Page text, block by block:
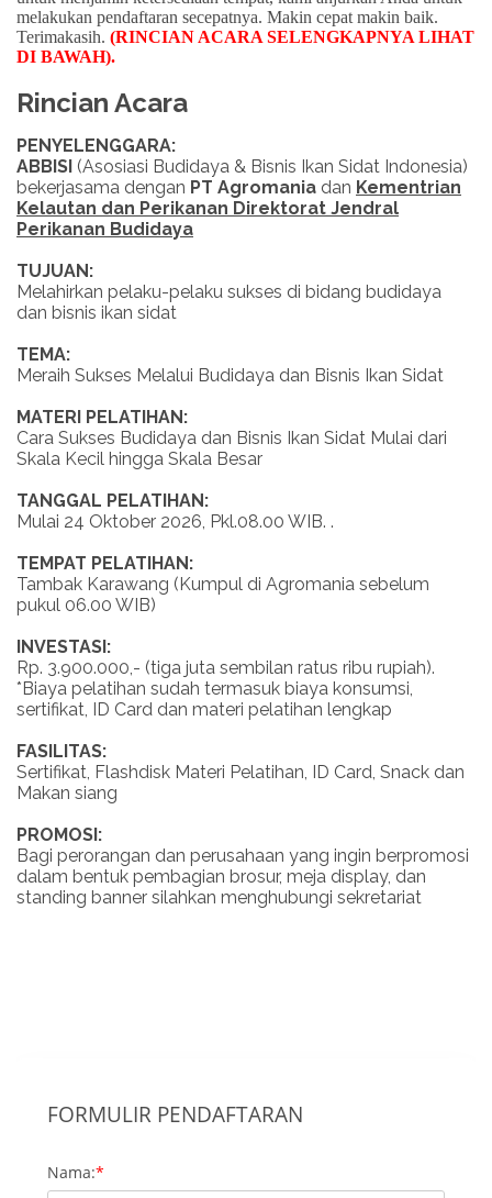
melakukan pendaftaran secepatnya. Makin cepat makin baik.
Terimakasih. (RINCIAN ACARA SELENGKAPNYA LIHAT
DI BAWAH).
Rincian Acara
PENYELENGGARA:
ABBISI (Asosiasi Budidaya & Bisnis Ikan Sidat Indonesia)
bekerjasama dengan PT Agromania dan Kementrian
Kelautan dan Perikanan Direktorat Jendral
Perikanan Budidaya
TUJUAN:
Melahirkan pelaku-pelaku sukses di bidang budidaya
dan bisnis ikan sidat
TEMA:
Meraih Sukses Melalui Budidaya dan Bisnis Ikan Sidat
MATERI PELATIHAN:
Cara Sukses Budidaya dan Bisnis Ikan Sidat Mulai dari
Skala Kecil hingga Skala Besar
TANGGAL PELATIHAN:
Mulai 24 Oktober 2026, Pkl.08.00 WIB. .
TEMPAT PELATIHAN:
Tambak Karawang (Kumpul di Agromania sebelum
pukul 06.00 WIB)
INVESTASI:
Rp. 3.900.000,- (tiga juta sembilan ratus ribu rupiah).
*Biaya pelatihan sudah termasuk biaya konsumsi,
sertifikat, ID Card dan materi pelatihan lengkap
FASILITAS:
Sertifikat, Flashdisk Materi Pelatihan, ID Card, Snack dan
Makan siang
PROMOSI:
Bagi perorangan dan perusahaan yang ingin berpromosi
dalam bentuk pembagian brosur, meja display, dan
standing banner silahkan menghubungi sekretariat